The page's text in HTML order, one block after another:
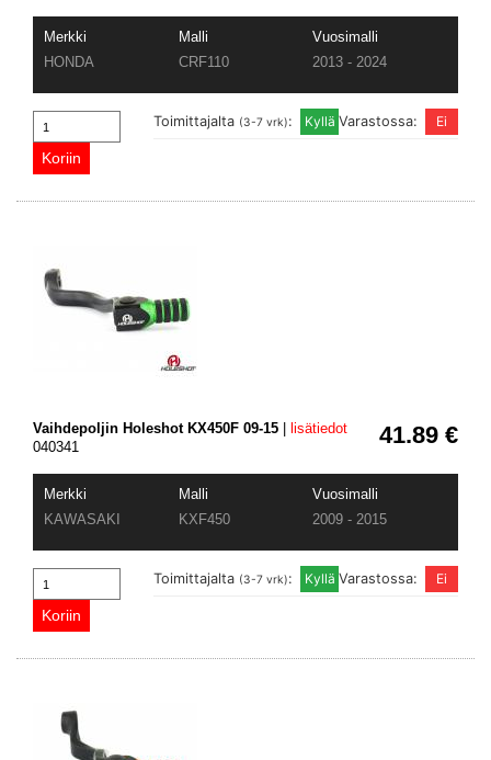
Merkki Malli
Vuosimalli
HONDA
CRF110 2013 - 2024
Varastossa:
Toimittajalta (3-7 vrk):
41.89 €
Vaihdepoljin Holeshot KX450F 09-15
lisätiedot
040341
Merkki Malli
Vuosimalli
KAWASAKI
KXF450 2009 - 2015
Varastossa:
Toimittajalta (3-7 vrk):